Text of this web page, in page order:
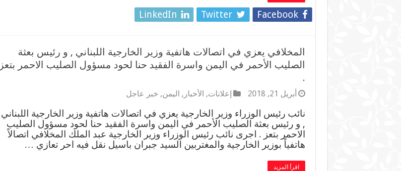
Facebook
Twitter
LinkedIn
المخلافي يعزي في اتصالات هاتفية وزير الخارجية اللبناني , و رئيس بعثة
الصليب الأحمر في اليمن واسرة الفقيد حنا لحود مسؤول الصليب الاحمر بتعز
.
أبريل 21, 2018 إعلانات, الأخبار , اليمن, خبر عاجل
نائب رئيس الوزراء وزير الخارجية يعزي في اتصالات هاتفية وزير الخارجية اللبناني
, و رئيس بعثة الصليب الأحمر في اليمن واسرة الفقيد حنا لحود مسؤول الصليب
الاحمر بتعز . اجرى نائب رئيس الوزراء وزير الخارجية عبد الملك المخلافي اتصالاً
هاتفياً بوزير الخارجية والمغتربين السيد جبران باسيل نقل فيه احر تعازي …
اقرأ المزيد